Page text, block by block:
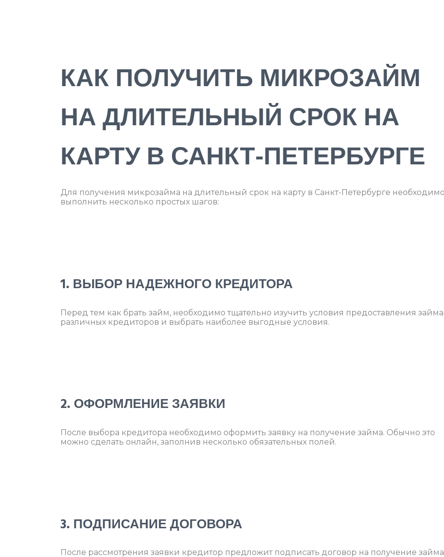
КАК ПОЛУЧИТЬ МИКРОЗАЙМ
НА ДЛИТЕЛЬНЫЙ СРОК НА
КАРТУ В САНКТ-ПЕТЕРБУРГЕ
Для получения микрозайма на длительный срок на карту в Санкт-Петербурге
выполнить несколько простых шагов:
1. ВЫБОР НАДЕЖНОГО КРЕДИТОРА
Перед тем как брать займ, необходимо тщательно изучить условия предоставления
различных кредиторов и выбрать наиболее выгодные условия.
2. ОФОРМЛЕНИЕ ЗАЯВКИ
После выбора кредитора необходимо оформить заявку на получение займа. Обычно это
можно сделать онлайн, заполнив несколько обязательных полей.
3. ПОДПИСАНИЕ ДОГОВОРА
После рассмотрения заявки кредитор предложит подписать договор на получение